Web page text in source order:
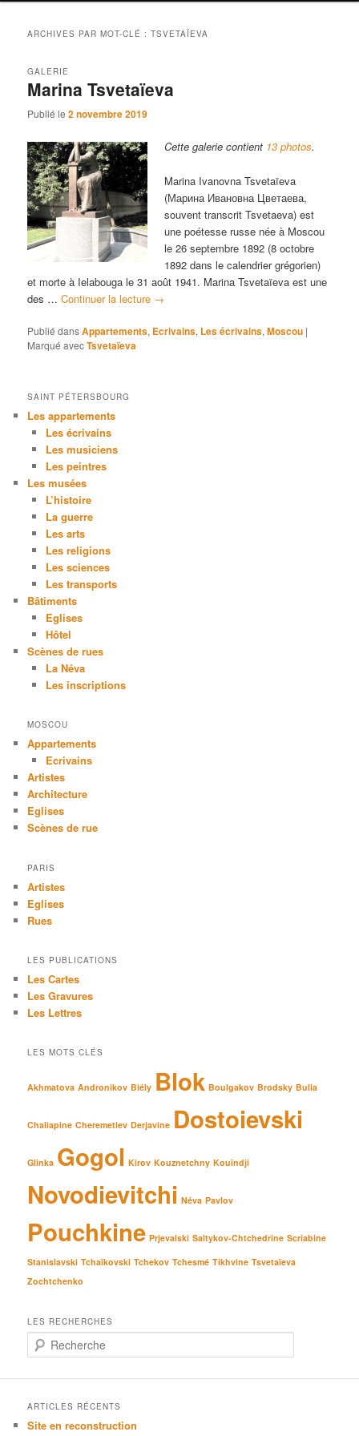
ARCHIVES PAR MOT-CLÉ :TSVETAÏEVA
Marina Tsvetaïeva
GALERIE
Publié le2 novembre 2019
Cette galerie contient 13 photos.
Marina Ivanovna Tsvetaïeva
(Марина Ивановна Цветаева,
souvent transcrit Tsvetaeva) est
une poétesse russe née à Moscou
le 26 septembre 1892 (8 octobre
1892 dans le calendrier grégorien)
et morte à Ielabouga le 31 août 1941. Marina Tsvetaïeva est une
des …Continuer la lecture →
Publié dansAppartements, Ecrivains, Les écrivains,Moscou |
Marqué avecTsvetaïeva
SAINT PÉTERSBOURG
Les appartements
Les écrivains
Les musiciens
Les peintres
Les musées
L’histoire
La guerre
Les arts
Les religions
Les sciences
Les transports
Bâtiments
Eglises
Hôtel
Scènes de rues
La Néva
Les inscriptions
MOSCOU
Appartements
Ecrivains
Artistes
Architecture
Eglises
Scènes de rue
PARIS
Artistes
Eglises
Rues
LES PUBLICATIONS
Les Cartes
Les Gravures
Les Lettres
LES MOTS CLÉS
Akhmatova Andronikov Biély Blok Boulgakov Brodsky Bulla
Chaliapine Cheremetiev Derjavine Dostoievski
Glinka Gogol Kirov Kouznetchny Kouïndji
Novodievitchi Néva Pavlov
Pouchkine Prjevalski Saltykov-Chtchedrine Scriabine
Stanislavski Tchaïkovski Tchekov Tchesmé Tikhvine Tsvetaïeva
Zochtchenko
LES RECHERCHES
e
e
c
ARTICLES RÉCENTS
Site en reconstruction